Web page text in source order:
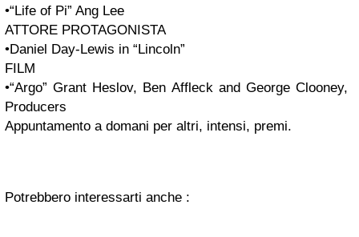
•“Life of Pi” Ang Lee
ATTORE PROTAGONISTA
•Daniel Day-Lewis in “Lincoln”
FILM
•“Argo” Grant Heslov, Ben Affleck and George Clooney,
Producers
Appuntamento a domani per altri, intensi, premi.
Potrebbero interessarti anche :